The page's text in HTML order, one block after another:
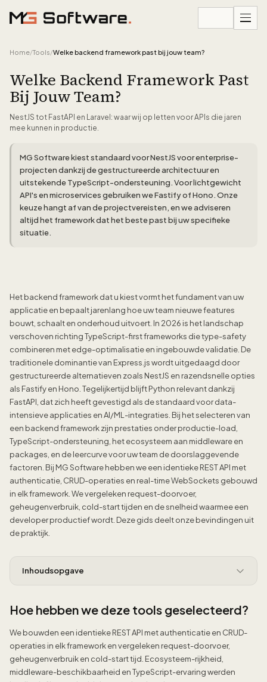
Home/Tools/Welke backend framework past bij jouw team?
Welke Backend Framework Past
Bij Jouw Team?
NestJS tot FastAPI en Laravel: waar wij op letten voor APIs die jaren
mee kunnen in productie.
MG Software kiest standaard voor NestJS voor enterprise-
projecten dankzij de gestructureerde architectuur en
uitstekende TypeScript-ondersteuning. Voor lichtgewicht
API's en microservices gebruiken we Fastify of Hono. Onze
keuze hangt af van de projectvereisten, en we adviseren
altijd het framework dat het beste past bij uw specifieke
situatie.
Het backend framework dat u kiest vormt het fundament van uw
applicatie en bepaalt jarenlang hoe uw team nieuwe features
bouwt, schaalt en onderhoud uitvoert. In 2026 is het landschap
verschoven richting TypeScript-first frameworks die type-safety
combineren met edge-optimalisatie en ingebouwde validatie. De
traditionele dominantie van Express.js wordt uitgedaagd door
gestructureerde alternatieven zoals NestJS en razendsnelle opties
als Fastify en Hono. Tegelijkertijd blijft Python relevant dankzij
FastAPI, dat zich heeft gevestigd als de standaard voor data-
intensieve applicaties en AI/ML-integraties. Bij het selecteren van
een backend framework zijn prestaties onder productie-load,
TypeScript-ondersteuning, het ecosysteem aan middleware en
packages, en de leercurve voor uw team de doorslaggevende
factoren. Bij MG Software hebben we een identieke REST API met
authenticatie, CRUD-operaties en real-time WebSockets gebouwd
in elk framework. We vergeleken request-doorvoer,
geheugenverbruik, cold-start tijden en de snelheid waarmee een
developer productief wordt. Deze gids deelt onze bevindingen uit
de praktijk.
Inhoudsopgave
Hoe hebben we deze tools geselecteerd?
We bouwden een identieke REST API met authenticatie en CRUD-
operaties in elk framework en vergeleken request-doorvoer,
geheugenverbruik en cold-start tijd. Ecosysteem-rijkheid,
middleware-beschikbaarheid en TypeScript-ervaring werden